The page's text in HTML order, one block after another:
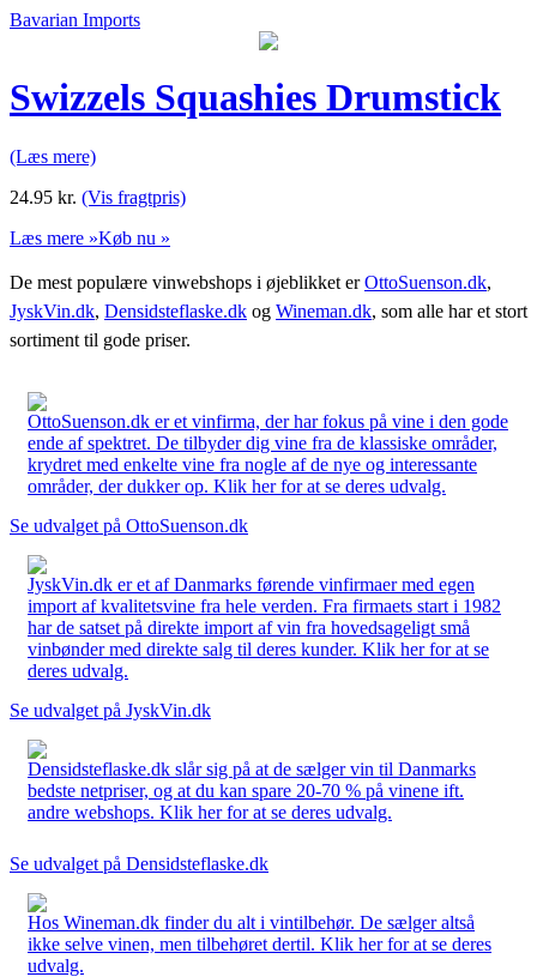
Bavarian Imports
Swizzels Squashies Drumstick
(Læs mere)
24.95 kr. (Vis fragtpris)
Læs mere »Køb nu »
De mest populære vinwebshops i øjeblikket erOttoSuenson.dk,
JyskVin.dk, Densidsteflaske.dk og Wineman.dk, som alle har et stort
sortiment til gode priser.
OttoSuenson.dk er et vinfirma, der har fokus på vine i den gode
ende af spektret. De tilbyder dig vine fra de klassiske områder,
krydret med enkelte vine fra nogle af de nye og interessante
områder, der dukker op. Klik her for at se deres udvalg.
Se udvalget på OttoSuenson.dk
JyskVin.dk er et af Danmarks førende vinfirmaer med egen
import af kvalitetsvine fra hele verden. Fra firmaets start i 1982
har de satset på direkte import af vin fra hovedsageligt små
vinbønder med direkte salg til deres kunder. Klik her for at se
deres udvalg.
Se udvalget på JyskVin.dk
Densidsteflaske.dk slår sig på at de sælger vin til Danmarks
bedste netpriser, og at du kan spare 20-70 % på vinene ift.
andre webshops. Klik her for at se deres udvalg.
Se udvalget på Densidsteflaske.dk
Hos Wineman.dk finder du alt i vintilbehør. De sælger altså
ikke selve vinen, men tilbehøret dertil. Klik her for at se deres
udvalg.